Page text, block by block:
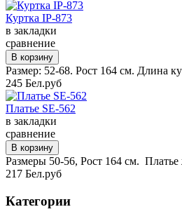
Куртка IP-873
в закладки
сравнение
Размер: 52-68. Рост 164 см. Длина
245 Бел.руб
Платье SE-562
в закладки
сравнение
Размеры 50-56, Рост 164 см. Платье
217 Бел.руб
Категории